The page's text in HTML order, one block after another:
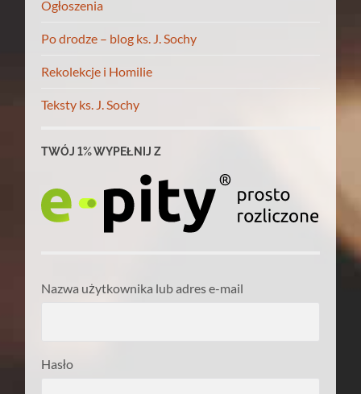
Ogłoszenia
Po drodze – blog ks. J. Sochy
Rekolekcje i Homilie
Teksty ks. J. Sochy
TWÓJ 1% WYPEŁNIJ Z
Nazwa użytkownika lub adres e-mail
Hasło